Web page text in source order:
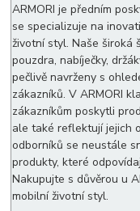
ARMORI je předním
se specializuje na
životní styl. Naše široká
pouzdra, nabíječky,
pečlivě navrženy s
zákazníků. V ARMORI
zákazníkům poskytli
ale také reflektují jejich
odborníků se neustále
produkty, které
Nakupujte s důvěrou u
mobilní životní styl.